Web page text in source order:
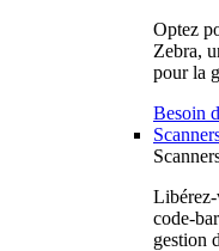
Optez
Zebra,
pour la
Besoin
Libérez-
code-
gestion